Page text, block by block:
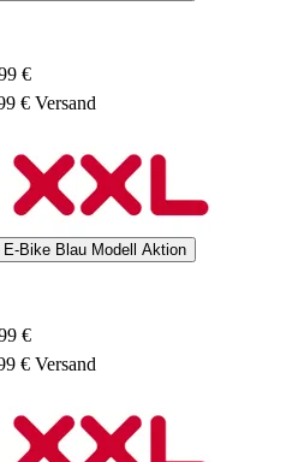
€
€ Versand
Bike Blau Modell Aktion
€
€ Versand